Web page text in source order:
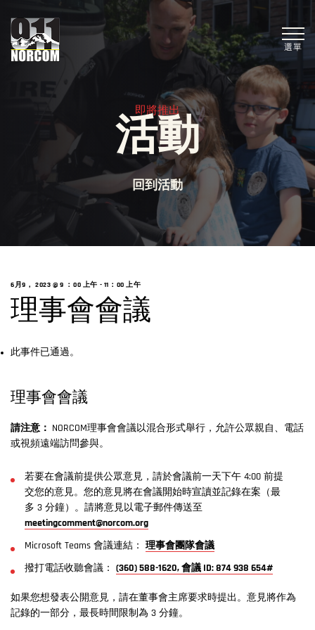
選單
即將推出
活動
回到活動
6月9， 2023 @ 9 ：00 上午 - 11：00 上午
理事會會議
此事件已通過。
理事會會議
請注意： NORCOM理事會會議以混合形式舉行，允許公眾親自、電話
或視頻遠端訪問參與。
若要在會議前提供公眾意見，請於會議前一天下午 4:00 前提
交您的意見。您的意見將在會議開始時宣讀並記錄在案（最
多 3 分鐘）。請將意見以電子郵件傳送至
meetingcomment@norcom.org
Microsoft Teams 會議連結： 理事會團隊會議
撥打電話收聽會議： (360) 588-1620, 會議 ID: 874 938 654#
如果您想發表公開意見，請在董事會主席要求時提出。意見將作為
記錄的一部分，最長時間限制為 3 分鐘。